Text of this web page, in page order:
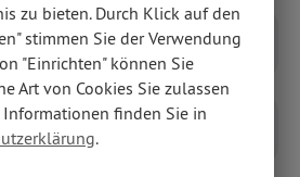
Rückruf
zu bieten. Durch Klick auf den
stimmen Sie der Verwendung
"Einrichten" können Sie
Art von Cookies Sie zulassen
Informationen finden Sie in
.